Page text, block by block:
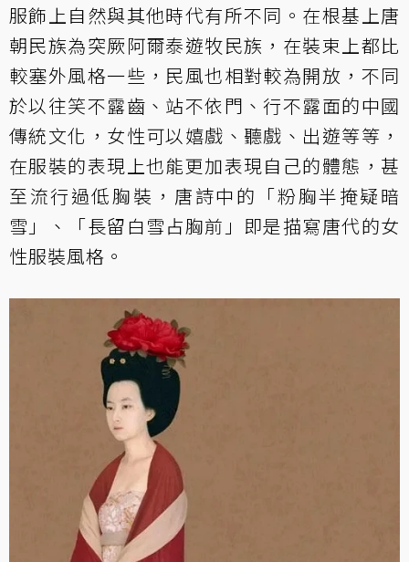
服飾上自然與其他時代有所不同。在根基上唐
朝民族為突厥阿爾泰遊牧民族，在裝束上都比
較塞外風格一些，民風也相對較為開放，不同
於以往笑不露齒、站不依門、行不露面的中國
傳統文化，女性可以嬉戲、聽戲、出遊等等，
在服裝的表現上也能更加表現自己的體態，甚
至流行過低胸裝，唐詩中的「粉胸半掩疑暗
雪」、「長留白雪占胸前」即是描寫唐代的女
性服裝風格。